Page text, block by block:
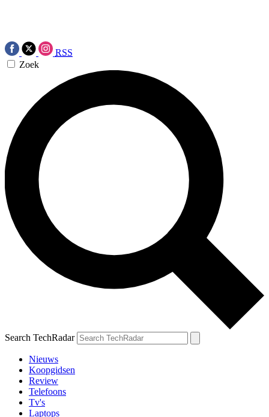
RSS
Zoek
Search TechRadar
Nieuws
Koopgidsen
Review
Telefoons
Tv's
Laptops